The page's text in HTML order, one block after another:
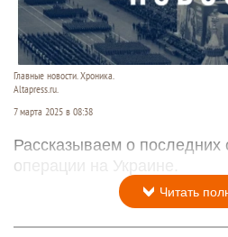
Главные новости. Хроника.
Altapress.ru.
7 марта 2025 в 08:38
Рассказываем о последних
операции на Украине.
Читать